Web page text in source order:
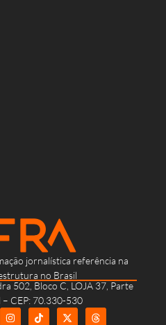
jornalística referência na
no Brasil
502, Bloco C, LOJA 37, Parte
– CEP: 70.330-530